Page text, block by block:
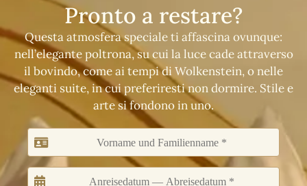
Pronto a restare?
Questa atmosfera speciale ti affascina ovunque:
nell’elegante poltrona, su cui la luce cade attraverso
il bovindo, come ai tempi di Wolkenstein, o nelle
eleganti suite, in cui preferiresti non dormire. Stile e
arte si fondono in uno.